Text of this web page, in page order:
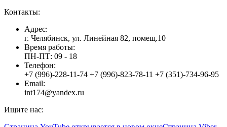
Контакты:
Адрес:
г. Челябинск, ул. Линейная 82, помещ.10
Время работы:
ПН-ПТ: 09 - 18
Телефон:
+7 (996)-228-11-74 +7 (996)-823-78-11 +7 (351)-734-96-95
Email:
int174@yandex.ru
Ищите нас: